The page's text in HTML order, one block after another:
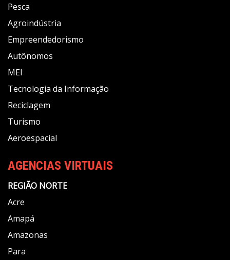
Pesca
Agroindústria
Empreendedorismo
Autônomos
MEI
Tecnologia da Informação
Reciclagem
Turismo
Aeroespacial
AGENCIAS VIRTUAIS
REGIÃO NORTE
Acre
Amapá
Amazonas
Para